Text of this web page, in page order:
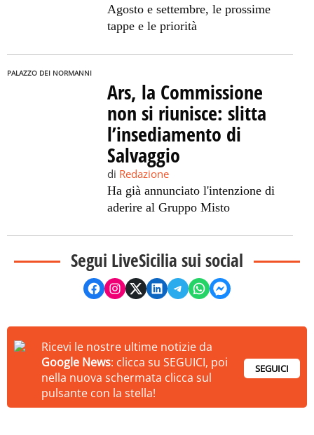
Agosto e settembre, le prossime
tappe e le priorità
PALAZZO DEI NORMANNI
Ars, la Commissione
non si riunisce: slitta
l’insediamento di
Salvaggio
di Redazione
Ha già annunciato l'intenzione di
aderire al Gruppo Misto
Segui LiveSicilia sui social
Ricevi le nostre ultime notizie da
Google News: clicca su SEGUICI, poi
nella nuova schermata clicca sul
pulsante con la stella!
SEGUICI